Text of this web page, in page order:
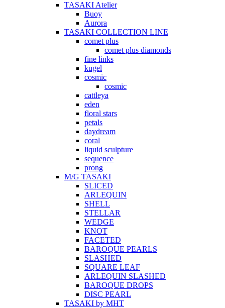
TASAKI Atelier
Buoy
Aurora
TASAKI COLLECTION LINE
comet plus
comet plus diamonds
fine links
kugel
cosmic
cosmic
cattleya
eden
floral stars
petals
daydream
coral
liquid sculpture
sequence
prong
M/G TASAKI
SLICED
ARLEQUIN
SHELL
STELLAR
WEDGE
KNOT
FACETED
BAROQUE PEARLS
SLASHED
SQUARE LEAF
ARLEQUIN SLASHED
BAROQUE DROPS
DISC PEARL
TASAKI by MHT